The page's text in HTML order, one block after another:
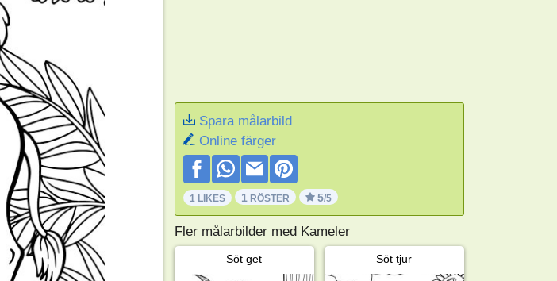
Spara målarbild
Online färger
1 LIKES 1 RÖSTER 5/5
Fler målarbilder med Kameler
Söt get Söt tjur